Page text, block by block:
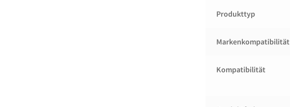
Produkttyp
Markenkompatibilität
Kompatibilität